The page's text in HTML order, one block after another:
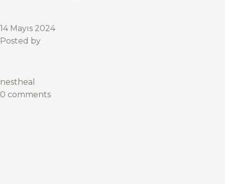
14 Mayıs 2024
Posted by
nestheal
0 comments